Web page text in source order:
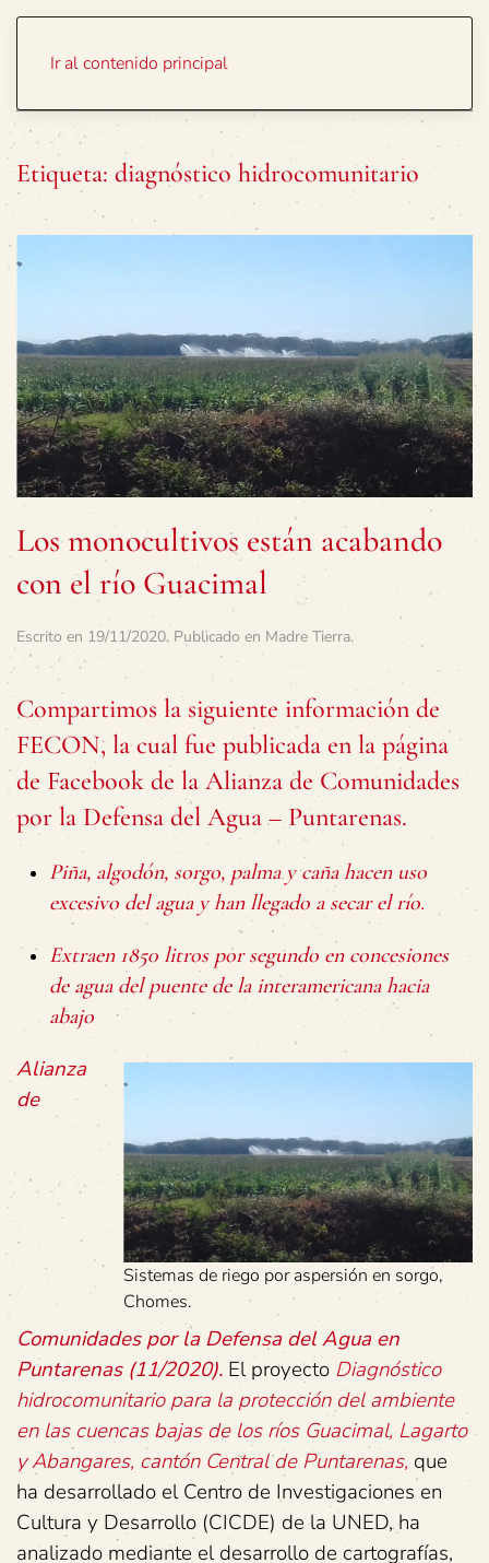
Ir al contenido principal
Etiqueta: diagnóstico hidrocomunitario
Los monocultivos están acabando
con el río Guacimal
Escrito en 19/11/2020. Publicado en Madre Tierra.
Compartimos la siguiente información de
FECON, la cual fue publicada en la página
de Facebook de la Alianza de Comunidades
por la Defensa del Agua – Puntarenas.
Piña, algodón, sorgo, palma y caña hacen uso
excesivo del agua y han llegado a secar el río.
Extraen 1850 litros por segundo en concesiones
de agua del puente de la interamericana hacia
abajo
Sistemas de riego por aspersión en sorgo,
Chomes.
Alianza
de
Comunidades por la Defensa del Agua en
Puntarenas (11/2020). El proyecto Diagnóstico
hidrocomunitario para la protección del ambiente
en las cuencas bajas de los ríos Guacimal, Lagarto
y Abangares, cantón Central de Puntarenas, que
ha desarrollado el Centro de Investigaciones en
Cultura y Desarrollo (CICDE) de la UNED, ha
analizado mediante el desarrollo de cartografías,